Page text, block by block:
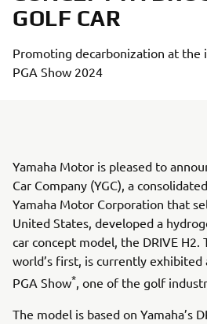
GOLF CAR
Promoting decarbonization at the
PGA Show 2024
Yamaha Motor is pleased to
Car Company (YGC), a
Yamaha Motor Corporation that
United States, developed a
car concept model, the DRIVE
world’s first, is currently exhibited
PGA Show*, one of the golf
The model is based on Yamaha’s